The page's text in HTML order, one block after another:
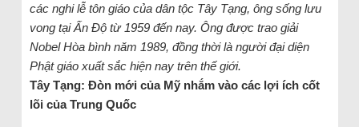
các nghi lễ tôn giáo của dân tộc Tây Tạng, ông sống lưu
vong tại Ấn Độ từ 1959 đến nay. Ông được trao giải
Nobel Hòa bình năm 1989, đồng thời là người đại diện
Phật giáo xuất sắc hiện nay trên thế giới.
Tây Tạng: Đòn mới của Mỹ nhắm vào các lợi ích cốt
lõi của Trung Quốc